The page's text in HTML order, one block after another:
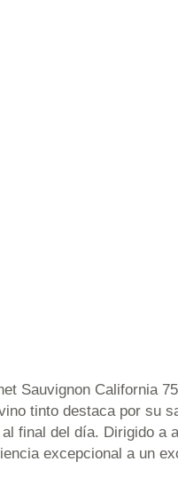
Sauvignon California
tinto destaca por su
final del día. Dirigido
excepcional a un